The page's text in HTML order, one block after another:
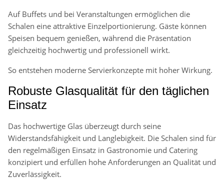
Auf Buffets und bei Veranstaltungen ermöglichen die
Schalen eine attraktive Einzelportionierung. Gäste können
Speisen bequem genießen, während die Präsentation
gleichzeitig hochwertig und professionell wirkt.
So entstehen moderne Servierkonzepte mit hoher Wirkung.
Robuste Glasqualität für den täglichen
Einsatz
Das hochwertige Glas überzeugt durch seine
Widerstandsfähigkeit und Langlebigkeit. Die Schalen sind für
den regelmäßigen Einsatz in Gastronomie und Catering
konzipiert und erfüllen hohe Anforderungen an Qualität und
Zuverlässigkeit.